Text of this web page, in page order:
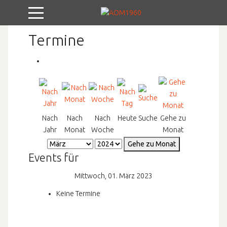
Mobile Menu Toggle
Termine
Nach
Jahr
Nach
Monat
Nach
Woche
Heute Suche Gehe zu
Monat
Gehe zu Monat
Events für
Mittwoch, 01. März 2023
Keine Termine